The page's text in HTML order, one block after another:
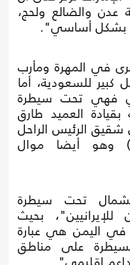
والضالع ولحج،
بشكل أساسي".
في المهرة ومأرب
للسعودية، أما
فهي تحت سيطرة
العميد طارق
شقيق الرئيس الراحل
وهو أيضا موال
تحت سيطرة
بحيث
في اليمن هي عبارة
على مناطق